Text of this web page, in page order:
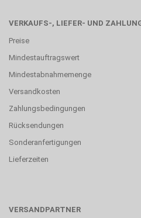
VERKAUFS-, LIEFER- UND
Preise
Mindestauftragswert
Mindestabnahmemenge
Versandkosten
Zahlungsbedingungen
Rücksendungen
Sonderanfertigungen
Lieferzeiten
VERSANDPARTNER